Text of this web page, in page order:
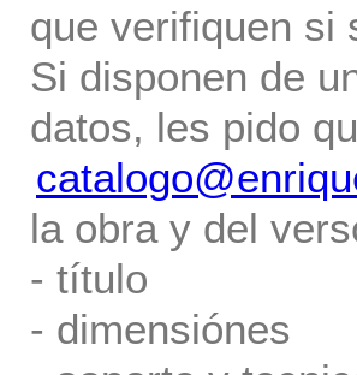
que verifiquen si
Si disponen de
datos, les pido
la obra y del
- título
- dimensiónes